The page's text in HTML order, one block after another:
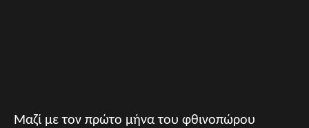
Μαζί με τον πρώτο μήνα του φθινοπώρου